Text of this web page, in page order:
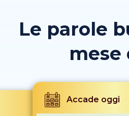
Le parole
mese
Accade oggi